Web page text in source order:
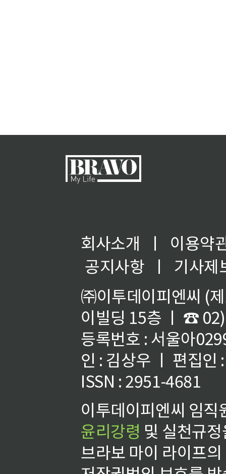
회사소개 ㅣ
이용약
공지사항
ㅣ
기사제
㈜이투데이피엔씨 (
이빌딩 15층 ㅣ ☎
등록번호 : 서울아
인 : 김상우 ㅣ 편집인
ISSN : 2951-4681
이투데이피엔씨 임
윤리강령 및 실천규
브라보 마이 라이프